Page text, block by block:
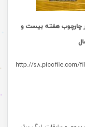
چارچوب هفته بیست و